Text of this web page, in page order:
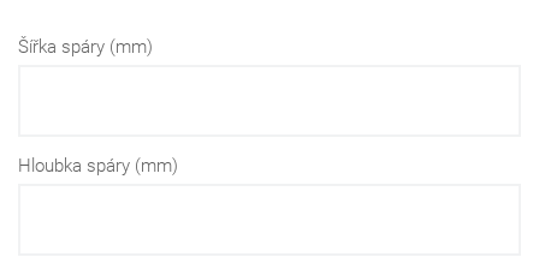
Šířka spáry (mm)
Hloubka spáry (mm)